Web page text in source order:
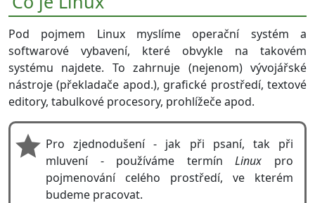
Pod pojmem Linux myslíme operační systém a
softwarové vybavení, které obvykle na takovém
systému najdete. To zahrnuje (nejenom) vývojářské
nástroje (překladače apod.), grafické prostředí, textové
editory, tabulkové procesory, prohlížeče apod.
Pro zjednodušení - jak při psaní, tak při
mluvení - používáme termínLinux pro
pojmenování celého prostředí, ve kterém
budeme pracovat.